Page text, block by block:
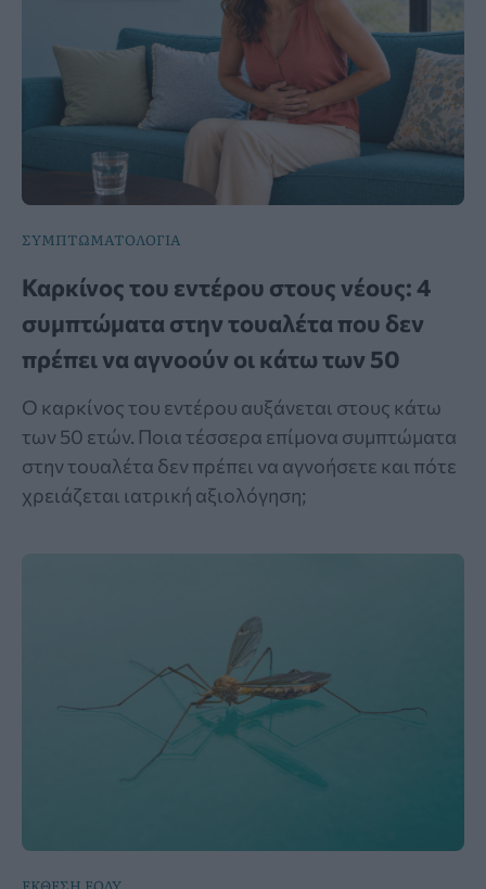
ΣΥΜΠΤΩΜΑΤΟΛΟΓΙΑ
Καρκίνος του εντέρου στους νέους: 4
συμπτώματα στην τουαλέτα που δεν
πρέπει να αγνοούν οι κάτω των 50
Ο καρκίνος του εντέρου αυξάνεται στους κάτω
των 50 ετών. Ποια τέσσερα επίμονα συμπτώματα
στην τουαλέτα δεν πρέπει να αγνοήσετε και πότε
χρειάζεται ιατρική αξιολόγηση;